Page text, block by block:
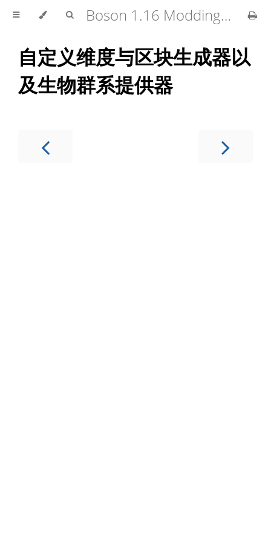
Boson 1.16 Modding Tutorial
自定义维度与区块生成器以
及生物群系提供器